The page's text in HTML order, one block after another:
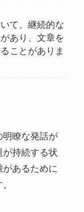
て、継続的な
あり、文章を
ことがありま
明瞭な発話が
が持続する状
あるために